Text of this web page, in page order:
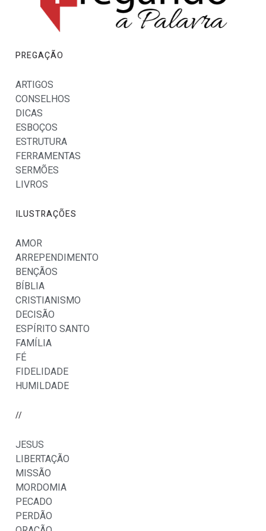
PREGAÇÃO
ARTIGOS
CONSELHOS
DICAS
ESBOÇOS
ESTRUTURA
FERRAMENTAS
SERMÕES
LIVROS
ILUSTRAÇÕES
AMOR
ARREPENDIMENTO
BENÇÃOS
BÍBLIA
CRISTIANISMO
DECISÃO
ESPÍRITO SANTO
FAMÍLIA
FÉ
FIDELIDADE
HUMILDADE
//
JESUS
LIBERTAÇÃO
MISSÃO
MORDOMIA
PECADO
PERDÃO